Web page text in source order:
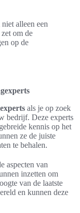
alleen een
om de
op de
als je op zoek
bedrijf. Deze experts
kennis op het
ze de juiste
te behalen.
aspecten van
inzetten om
van de laatste
en kunnen deze